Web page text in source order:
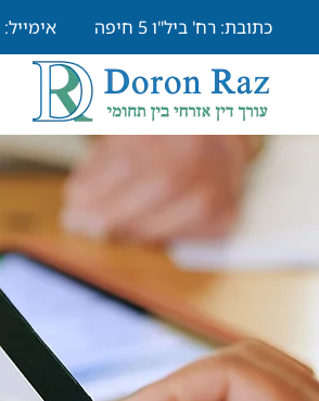
אימייל: כתובת: רח' ביל"ו 5 חיפה